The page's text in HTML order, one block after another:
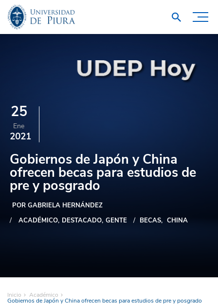
25
Ene
2021
Gobiernos de Japón y China
ofrecen becas para estudios de
pre y posgrado
POR GABRIELA HERNÁNDEZ
ACADÉMICO DESTACADO GENTE BECAS CHINA
Inicio Académico
Gobiernos de Japón y China ofrecen becas para estudios de pre y posgrado